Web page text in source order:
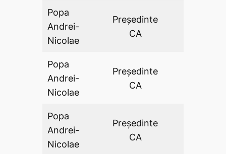
Popa
Andrei-
Nicolae
Preşedinte
CA
Popa
Andrei-
Nicolae
Preşedinte
CA
Popa
Andrei-
Nicolae
Preşedinte
CA